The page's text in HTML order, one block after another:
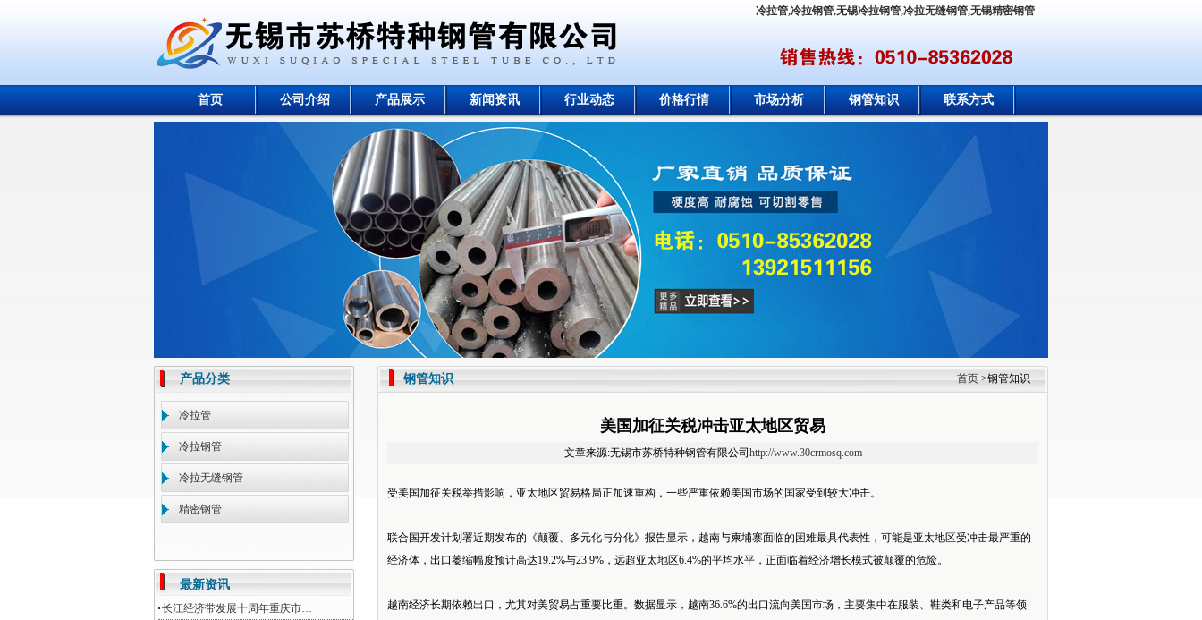
冷拉管,冷拉钢管,无锡冷拉钢管,冷拉无缝钢管,无锡精密钢管
首页 公司介绍 产品展示 新闻资讯 行业动态 价格行情 市场分析 钢管知识 联系方式
产品分类
冷拉管
冷拉钢管
冷拉无缝钢管
精密钢管
最新资讯
长江经济带发展十周年重庆市…
钢管知识 首页 >钢管知识
美国加征关税冲击亚太地区贸易
文章来源:无锡市苏桥特种钢管有限公司 http://www.30crmosq.com
受美国加征关税举措影响，亚太地区贸易格局正加速重构，一些严重依赖美国市场的国家受到较大冲击。
联合国开发计划署近期发布的《颠覆、多元化与分化》报告显示，越南与柬埔寨面临的困难最具代表性，可能是亚太地区受冲击最严重的
经济体，出口萎缩幅度预计高达19.2%与23.9%，远超亚太地区6.4%的平均水平，正面临着经济增长模式被颠覆的危险。
越南经济长期依赖出口，尤其对美贸易占重要比重。数据显示，越南36.6%的出口流向美国市场，主要集中在服装、鞋类和电子产品等领